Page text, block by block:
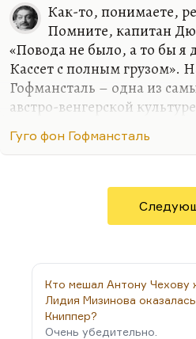
Как-то, понимаете,
Помните, капитан
«Повода не было, а то бы я
Кассет с полным грузом».
Гофмансталь – одна из
австро-венгерской
венгерскую культуру как
которой есть
ходы, австро-венгерская
самооплакивания,
умирающая империя, и
образом в ее культуру. Во
Шницлера, в прозе уже
«Марше Радецкого» Рота,…
Гуго фон Гофмансталь
Кто мешал Антону Чехову
Лидия Мизинова
Книппер?
Очень убедительно.